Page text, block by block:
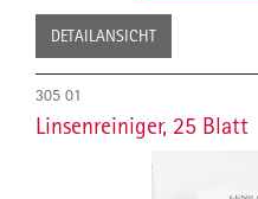
DETAILANSICHT
305 01
Linsenreiniger, 25 Blatt